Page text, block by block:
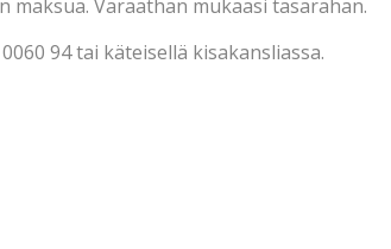
maksua. Varaathan mukaasi tasarahan.
94 tai käteisellä kisakansliassa.